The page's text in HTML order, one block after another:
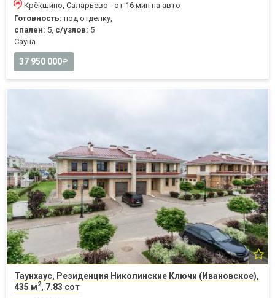
Крёкшино, Саларьево - от 16 мин на авто
Готовность: под отделку,
спален: 5, с/узлов: 5
Cауна
37 950 000
Таунхаус, Резиденция Николинские Ключи (Ивановское),
435 м2, 7.83 сот